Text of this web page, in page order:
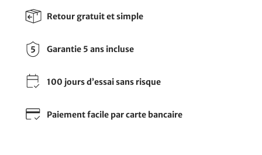
Retour gratuit et simple
Garantie 5 ans incluse
100 jours d’essai sans risque
Paiement facile par carte bancaire